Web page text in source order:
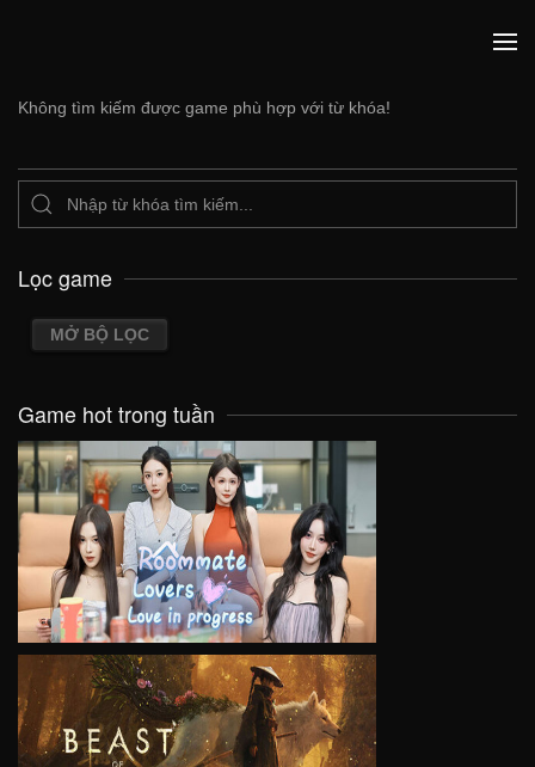
Không tìm kiếm được game phù hợp với từ khóa!
Lọc game
MỞ BỘ LỌC
Game hot trong tuần
VIEW
VIEW